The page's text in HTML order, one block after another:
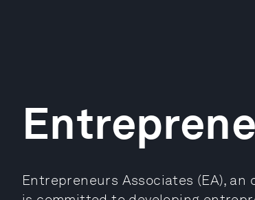
Entrepreneurs Associates (EA),